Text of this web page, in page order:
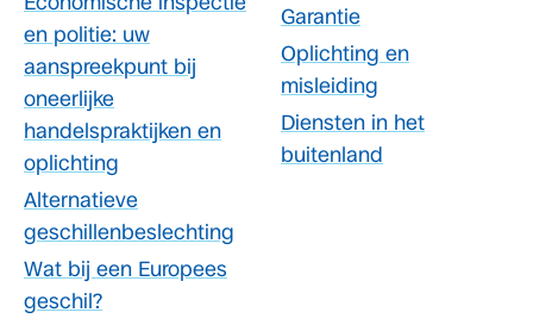
en politie: uw
aanspreekpunt bij
oneerlijke
handelspraktijken en
oplichting
Alternatieve
geschillenbeslechting
Wat bij een Europees
geschil?
Garantie
Oplichting en
misleiding
Diensten in het
buitenland